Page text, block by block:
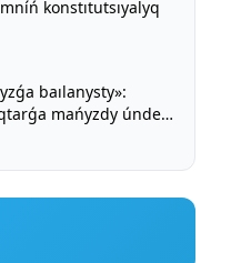
baılanysty»:
mańyzdy úndeu